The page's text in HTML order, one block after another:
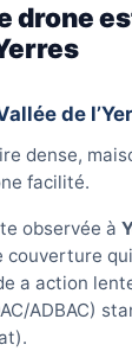
drone
de
dense,
facilité.
observée à
couverture
a action
ADBAC)